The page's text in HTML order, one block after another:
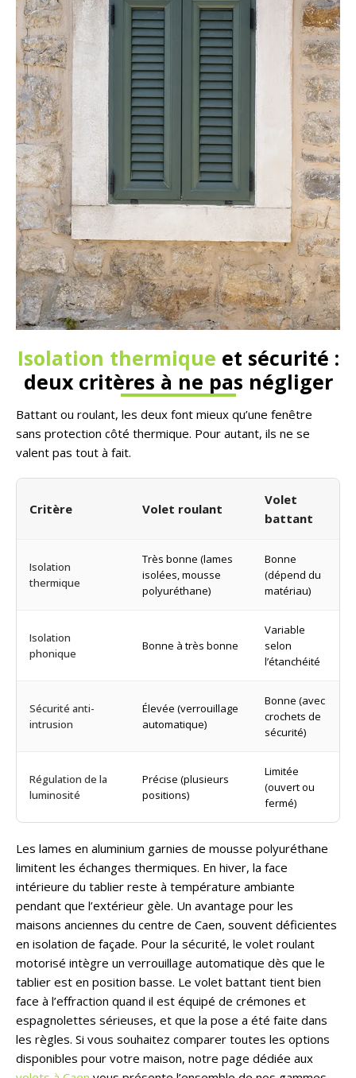
Isolation thermique et sécurité :
deux critères à ne pas négliger
Battant ou roulant, les deux font mieux qu’une fenêtre
sans protection côté thermique. Pour autant, ils ne se
valent pas tout à fait.
Critère Volet roulant
Volet
battant
Isolation
thermique
Très bonne (lames
isolées, mousse
polyuréthane)
Bonne
(dépend du
matériau)
Isolation
phonique
Bonne à très bonne
Variable
selon
l’étanchéité
Sécurité anti-
intrusion
Élevée (verrouillage
automatique)
Bonne (avec
crochets de
sécurité)
Régulation de la
luminosité
Précise (plusieurs
positions)
Limitée
(ouvert ou
fermé)
Les lames en aluminium garnies de mousse polyuréthane
limitent les échanges thermiques. En hiver, la face
intérieure du tablier reste à température ambiante
pendant que l’extérieur gèle. Un avantage pour les
maisons anciennes du centre de Caen, souvent déficientes
en isolation de façade. Pour la sécurité, le volet roulant
motorisé intègre un verrouillage automatique dès que le
tablier est en position basse. Le volet battant tient bien
face à l’effraction quand il est équipé de crémones et
espagnolettes sérieuses, et que la pose a été faite dans
les règles. Si vous souhaitez comparer toutes les options
disponibles pour votre maison, notre page dédiée aux